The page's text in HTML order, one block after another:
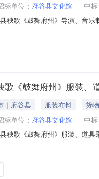
标单位： 府谷县文化馆
中
秧歌《鼓舞府州》导演、音
供应商(乙方)：榆
歌《鼓舞府州》服装、
｜府谷县 服装布料
货物
标单位： 府谷县文化馆
中
秧歌《鼓舞府州》服装、道
乙方)：陕西星驰俊采文化创